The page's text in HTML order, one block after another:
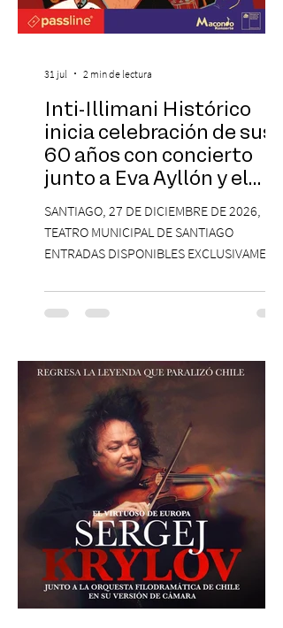
Inti-Illimani Histórico
inicia celebración de sus
60 años con concierto
junto a Eva Ayllón y el
Cuarteto Austral en el
Teatro Municipal de
Santiago
SANTIAGO, 27 DE DICIEMBRE DE 2026,
TEATRO MUNICIPAL DE SANTIAGO
ENTRADAS DISPONIBLES EXCLUSIVAMENTE
agrupación ícono de la Nueva Canción
Chilena conmemorará su legado de 60
19:00 horas, en el Teatro Municipal de
Santiago. La celebración reunirá a la
máxima exponente de la música popular
peruana, Eva Ayllón, al Cuarteto Austral y
un repertorio que recorrerá seis décadas
de obras que transformaron l
31 jul 2 min de lectura